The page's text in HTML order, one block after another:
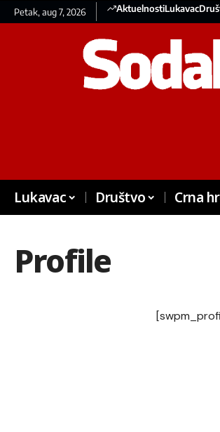
Petak, aug 7, 2026 AktuelnostiLukavac
Lukavac Društvo Crna
Profile